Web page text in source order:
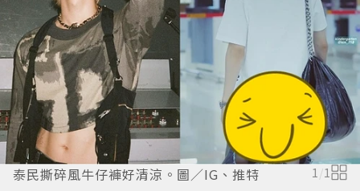
泰民撕碎風牛仔褲好清涼。圖／IG、推特 1 /1